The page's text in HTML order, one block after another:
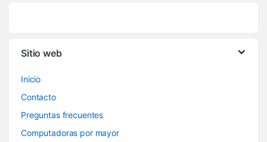
Sitio web
Inicio
Contacto
Preguntas frecuentes
Computadoras por mayor